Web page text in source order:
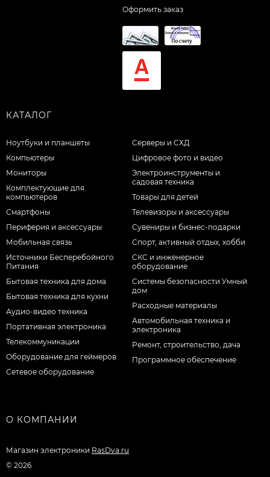
Оформить заказ
КАТАЛОГ
Ноутбуки и планшеты
Компьютеры
Мониторы
Комплектующие для
компьютеров
Смартфоны
Периферия и аксессуары
Мобильная связь
Источники Бесперебойного
Питания
Бытовая техника для дома
Бытовая техника для кухни
Аудио-видео техника
Портативная электроника
Телекоммуникации
Оборудование для геймеров
Сетевое оборудование
Серверы и СХД
Цифровое фото и видео
Электроинструменты и
садовая техника
Товары для детей
Телевизоры и аксессуары
Сувениры и бизнес-подарки
Спорт, активный отдых, хобби
СКС и инженерное
оборудование
Системы безопасности Умный
дом
Расходные материалы
Автомобильная техника и
электроника
Ремонт, строительство, дача
Программное обеспечение
О КОМПАНИИ
Магазин электроники RasDva.ru
© 2026